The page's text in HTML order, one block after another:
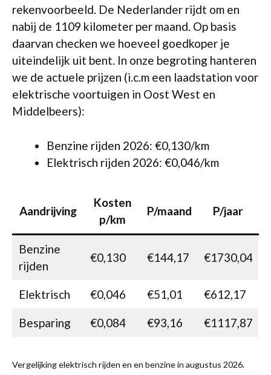
rekenvoorbeeld. De Nederlander rijdt om en
nabij de 1109 kilometer per maand. Op basis
daarvan checken we hoeveel goedkoper je
uiteindelijk uit bent. In onze begroting hanteren
we de actuele prijzen (i.c.m een laadstation voor
elektrische voortuigen in Oost West en
Middelbeers):
Benzine rijden 2026: €0,130/km
Elektrisch rijden 2026: €0,046/km
Aandrijving
Kosten
p/km
P/maand P/jaar
Benzine
rijden
€0,130 €144,17 €1730,04
Elektrisch €0,046 €51,01 €612,17
Besparing €0,084 €93,16 €1117,87
Vergelijking elektrisch rijden en en benzine in augustus 2026.